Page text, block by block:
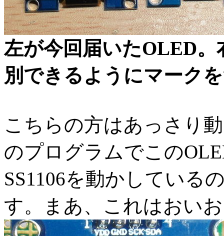
左が今回届いたOLED
別できるようにマーク
こちらの方はあっさり
のプログラムでこの
SS1106を動かしている
す。まあ、これはおい